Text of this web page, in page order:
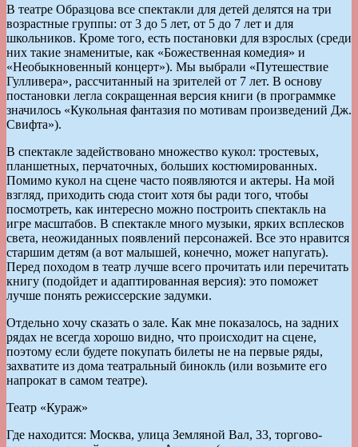
В театре Образцова все спектакли для детей делятся на три
возрастные группы: от 3 до 5 лет, от 5 до 7 лет и для
школьников. Кроме того, есть постановки для взрослых (среди
них такие знаменитые, как «Божественная комедия» и
«Необыкновенный концерт»). Мы выбрали «Путешествие
Гулливера», рассчитанный на зрителей от 7 лет. В основу
постановки легла сокращенная версия книги (в программке
значилось «Кукольная фантазия по мотивам произведений Дж.
Свифта»).
В спектакле задействовано множество кукол: тростевых,
планшетных, перчаточных, больших костюмированных.
Помимо кукол на сцене часто появляются и актеры. На мой
взгляд, приходить сюда стоит хотя бы ради того, чтобы
посмотреть, как интересно можно построить спектакль на
игре масштабов. В спектакле много музыки, ярких всплесков
света, неожиданных появлений персонажей. Все это нравится
старшим детям (а вот малышей, конечно, может напугать).
Перед походом в театр лучше всего прочитать или перечитать
книгу (подойдет и адаптированная версия): это поможет
лучше понять режиссерские задумки.
Отдельно хочу сказать о зале. Как мне показалось, на задних
рядах не всегда хорошо видно, что происходит на сцене,
поэтому если будете покупать билеты не на первые ряды,
захватите из дома театральный бинокль (или возьмите его
напрокат в самом театре).
Театр «Кураж»
Где находится: Москва, улица Земляной Вал, 33, торгово-